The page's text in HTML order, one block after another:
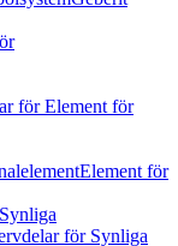
för Element för
Element för
Synliga
för Synliga